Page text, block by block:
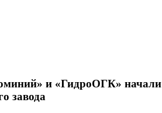
и «ГидроОГК» начали
завода